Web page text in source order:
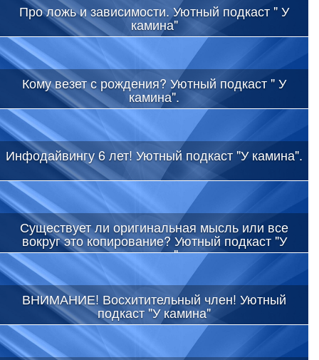
Про ложь и зависимости. Уютный подкаст " У
камина"
Кому везет с рождения? Уютный подкаст " У
камина".
Инфодайвингу 6 лет! Уютный подкаст "У камина".
Существует ли оригинальная мысль или все
вокруг это копирование? Уютный подкаст "У
камина"
ВНИМАНИЕ! Восхитительный член! Уютный
подкаст "У камина"